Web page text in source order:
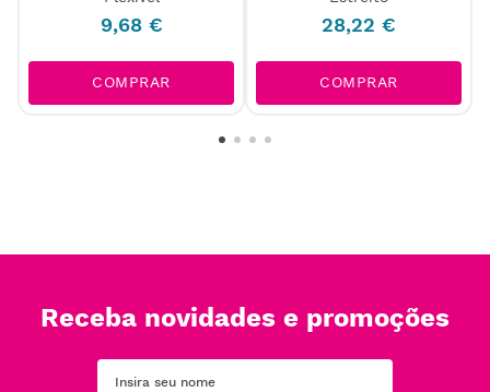
9,68 €
COMPRAR
28,22 €
COMPRAR
Receba novidades e promoções